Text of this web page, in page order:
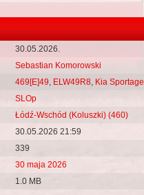
30.05.2026.
Sebastian Komorowski
469[E]49, ELW49R8, Kia Sportage
SLOp
Łódź-Wschód (Koluszki) (460)
30.05.2026 21:59
339
30 maja 2026
1.0 MB